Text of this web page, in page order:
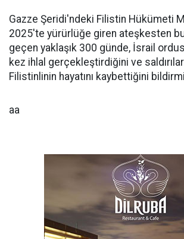
Gazze Şeridi'ndeki Filistin Hükümeti
2025'te yürürlüğe giren ateşkesten
geçen yaklaşık 300 günde, İsrail
kez ihlal gerçekleştirdiğini ve
Filistinlinin hayatını kaybettiğini
aa